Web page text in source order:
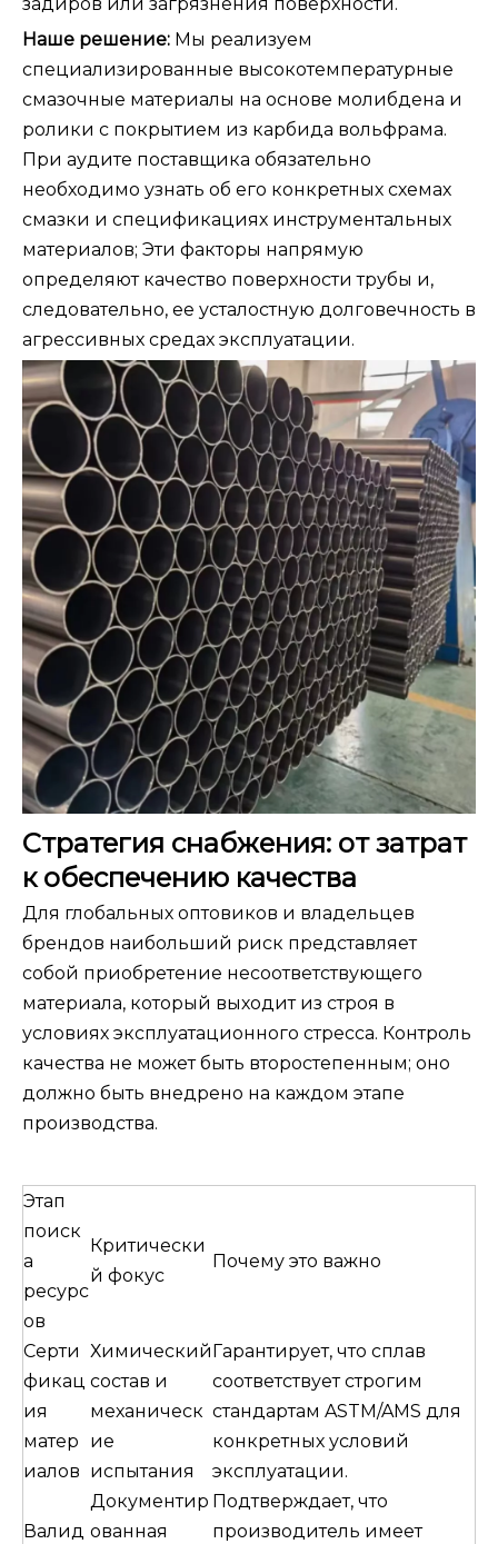
задиров или загрязнения поверхности.
Наше решение: Мы реализуем
специализированные высокотемпературные
смазочные материалы на основе молибдена и
ролики с покрытием из карбида вольфрама.
При аудите поставщика обязательно
необходимо узнать об его конкретных схемах
смазки и спецификациях инструментальных
материалов; Эти факторы напрямую
определяют качество поверхности трубы и,
следовательно, ее усталостную долговечность в
агрессивных средах эксплуатации.
Стратегия снабжения: от затрат
к обеспечению качества
Для глобальных оптовиков и владельцев
брендов наибольший риск представляет
собой приобретение несоответствующего
материала, который выходит из строя в
условиях эксплуатационного стресса. Контроль
качества не может быть второстепенным; оно
должно быть внедрено на каждом этапе
производства.
Этап
поиск
а
ресурс
ов
Критически
й фокус
Почему это важно
Серти
фикац
ия
матер
иалов
Химический
состав и
механическ
ие
испытания
Гарантирует, что сплав
соответствует строгим
стандартам ASTM/AMS для
конкретных условий
эксплуатации.
Валид
Документир
ованная
Подтверждает, что
производитель имеет